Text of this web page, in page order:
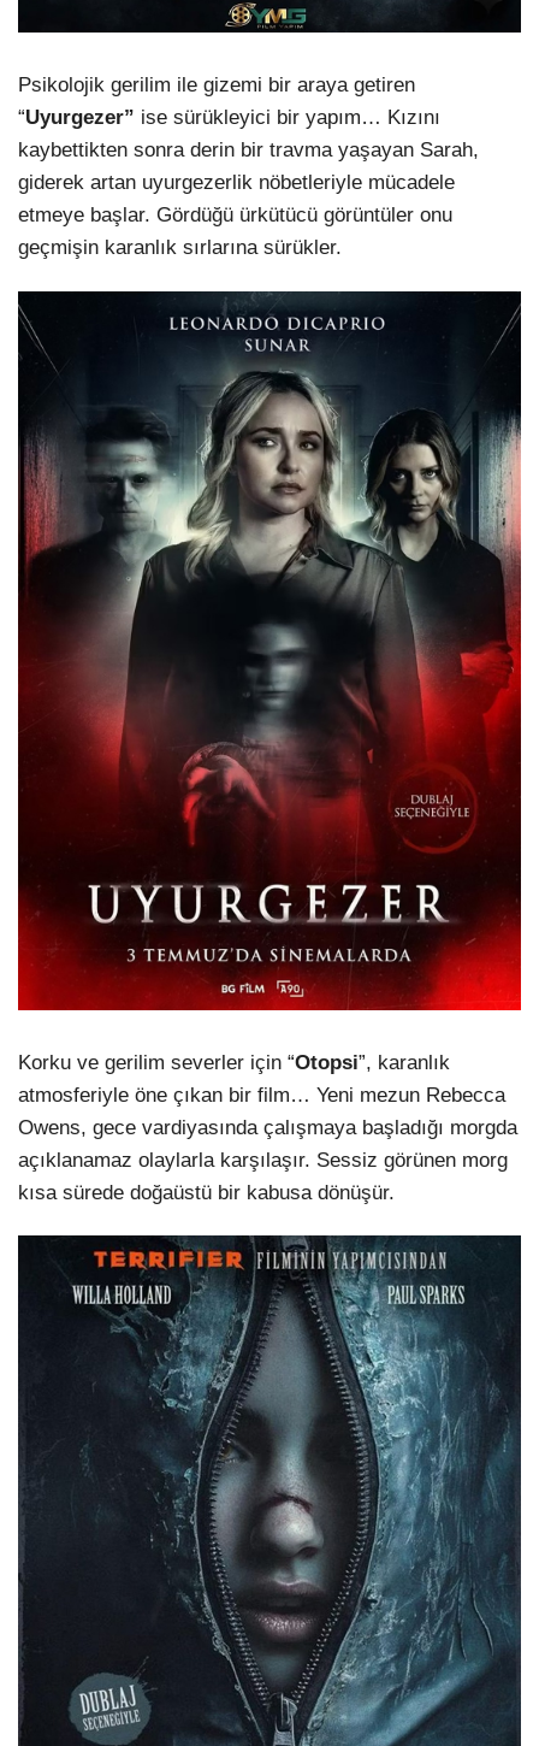
Psikolojik gerilim ile gizemi bir araya getiren
“Uyurgezer” ise sürükleyici bir yapım… Kızını
kaybettikten sonra derin bir travma yaşayan Sarah,
giderek artan uyurgezerlik nöbetleriyle mücadele
etmeye başlar. Gördüğü ürkütücü görüntüler onu
geçmişin karanlık sırlarına sürükler.
Korku ve gerilim severler için “Otopsi”, karanlık
atmosferiyle öne çıkan bir film… Yeni mezun Rebecca
Owens, gece vardiyasında çalışmaya başladığı morgda
açıklanamaz olaylarla karşılaşır. Sessiz görünen morg
kısa sürede doğaüstü bir kabusa dönüşür.